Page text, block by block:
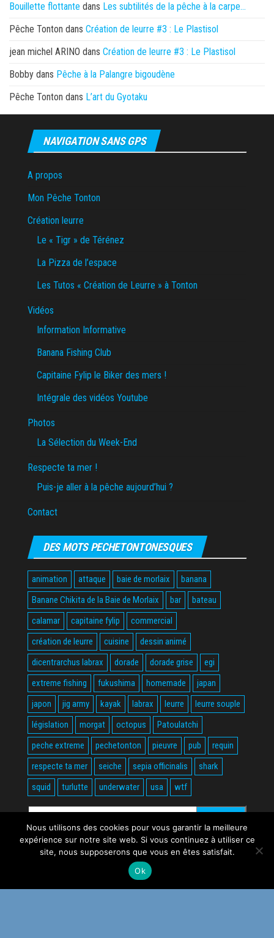
Bouillette flottante dans Les subtilités de la pêche à la carpe…
Pêche Tonton dans Création de leurre #3 : Le Plastisol
jean michel ARINO dans Création de leurre #3 : Le Plastisol
Bobby dans Pêche à la Palangre bigoudène
Pêche Tonton dans L’art du Gyotaku
NAVIGATION SANS GPS
A propos
Mon Pêche Tonton
Création leurre
Le « Tigr » de Térénez
La Pizza de l’espace
Les Tutos « Création de Leurre » à Tonton
Vidéos
Information Informative
Banana Fishing Club
Capitaine Fylip le Biker des mers !
Intégrale des vidéos Youtube
Photos
La Sélection du Week-End
Respecte ta mer !
Puis-je aller à la pêche aujourd’hui ?
Contact
DES MOTS PECHETONTONESQUES
animation attaque baie de morlaix
banana
Banane Chikita de la Baie de Morlaix
bar
bateau
calamar
capitaine fylip
commercial
création de leurre
cuisine
dessin animé
dicentrarchus labrax
dorade dorade grise
egi
extreme fishing
fukushima homemade
japan
japon
jig army kayak labrax leurre
leurre souple
législation
morgat octopus
Patoulatchi
peche extreme
pechetonton pieuvre pub
requin
respecte ta mer
seiche sepia officinalis
shark
squid
turlutte underwater usa wtf
Rechercher :
WordPress
Nous utilisons des cookies pour vous garantir la meilleure
expérience sur notre site web. Si vous continuez à utiliser ce
site, nous supposerons que vous en êtes satisfait.
Ok